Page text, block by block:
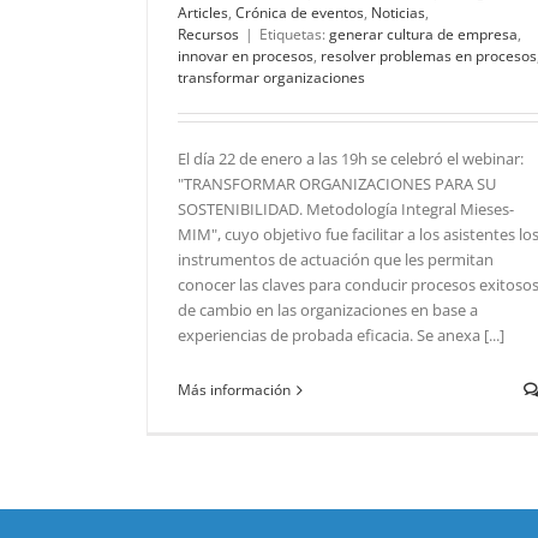
Articles, Crónica de eventos, Noticias,
Recursos | Etiquetas: generar cultura de empresa,
innovar en procesos, resolver problemas en procesos,
transformar organizaciones
El día 22 de enero a las 19h se celebró el webinar:
"TRANSFORMAR ORGANIZACIONES PARA SU
SOSTENIBILIDAD. Metodología Integral Mieses-
MIM", cuyo objetivo fue facilitar a los asistentes los
instrumentos de actuación que les permitan
conocer las claves para conducir procesos exitosos
de cambio en las organizaciones en base a
experiencias de probada eficacia. Se anexa [...]
Más información